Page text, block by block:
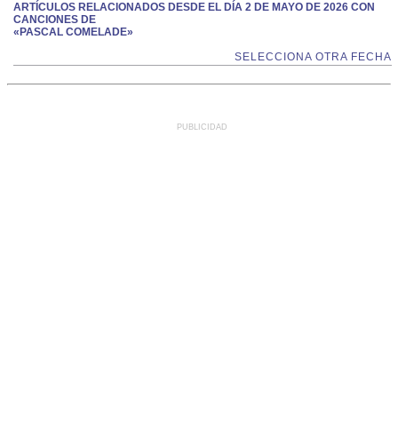
ARTÍCULOS RELACIONADOS DESDE EL DÍA 2 DE MAYO DE 2026 CON
CANCIONES DE
«PASCAL COMELADE»
SELECCIONA OTRA FECHA
PUBLICIDAD